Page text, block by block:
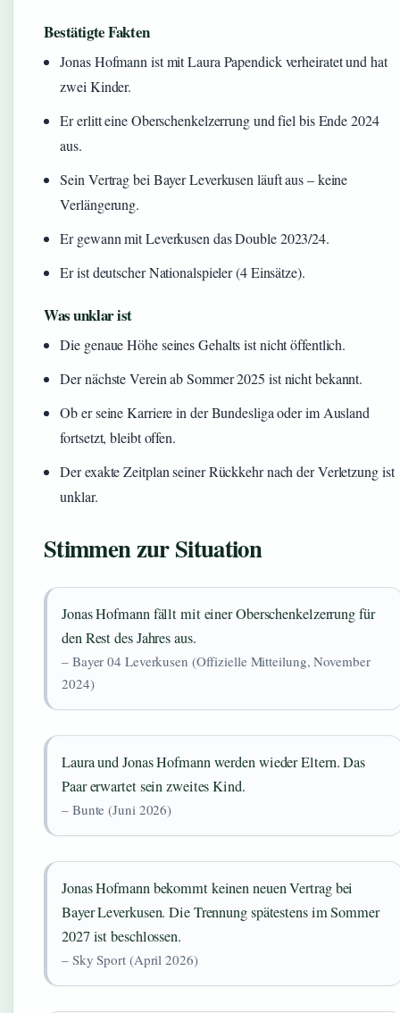
Bestätigte Fakten
Jonas Hofmann ist mit Laura Papendick verheiratet und hat
zwei Kinder.
Er erlitt eine Oberschenkelzerrung und fiel bis Ende 2024
aus.
Sein Vertrag bei Bayer Leverkusen läuft aus – keine
Verlängerung.
Er gewann mit Leverkusen das Double 2023/24.
Er ist deutscher Nationalspieler (4 Einsätze).
Was unklar ist
Die genaue Höhe seines Gehalts ist nicht öffentlich.
Der nächste Verein ab Sommer 2025 ist nicht bekannt.
Ob er seine Karriere in der Bundesliga oder im Ausland
fortsetzt, bleibt offen.
Der exakte Zeitplan seiner Rückkehr nach der Verletzung ist
unklar.
Stimmen zur Situation
Jonas Hofmann fällt mit einer Oberschenkelzerrung für
den Rest des Jahres aus.
– Bayer 04 Leverkusen (Offizielle Mitteilung, November
2024)
Laura und Jonas Hofmann werden wieder Eltern. Das
Paar erwartet sein zweites Kind.
– Bunte (Juni 2026)
Jonas Hofmann bekommt keinen neuen Vertrag bei
Bayer Leverkusen. Die Trennung spätestens im Sommer
2027 ist beschlossen.
– Sky Sport (April 2026)